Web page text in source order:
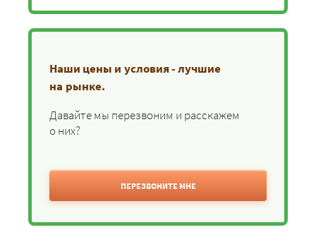
Наши цены и условия - лучшие
на рынке.
Давайте мы перезвоним и расскажем
о них?
ПЕРЕЗВОНИТЕ МНЕ